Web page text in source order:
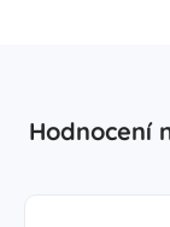
Hodnocení